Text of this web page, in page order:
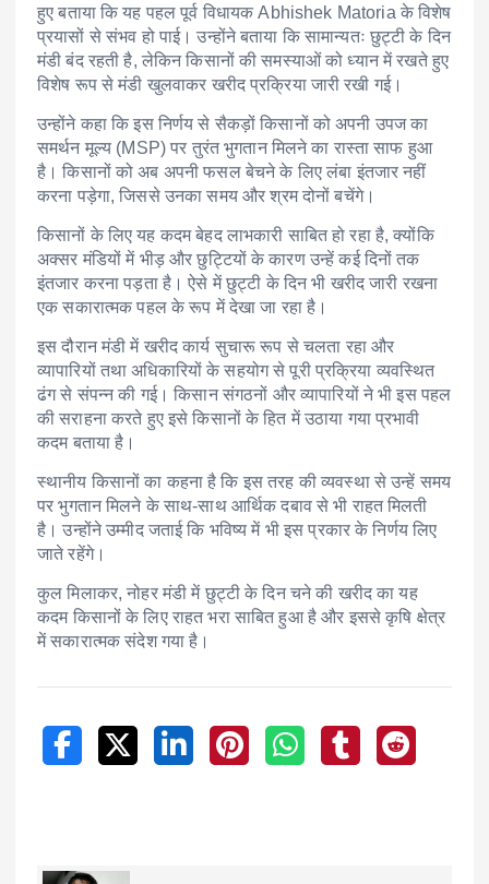
हुए बताया कि यह पहल पूर्व विधायकAbhishek Matoria के विशेष
प्रयासों से संभव हो पाई। उन्होंने बताया कि सामान्यतः छुट्टी के दिन
मंडी बंद रहती है, लेकिन किसानों की समस्याओं को ध्यान में रखते हुए
विशेष रूप से मंडी खुलवाकर खरीद प्रक्रिया जारी रखी गई।
उन्होंने कहा कि इस निर्णय से सैकड़ों किसानों को अपनी उपज का
समर्थन मूल्य (MSP) पर तुरंत भुगतान मिलने का रास्ता साफ हुआ
है। किसानों को अब अपनी फसल बेचने के लिए लंबा इंतजार नहीं
करना पड़ेगा, जिससे उनका समय और श्रम दोनों बचेंगे।
किसानों के लिए यह कदम बेहद लाभकारी साबित हो रहा है, क्योंकि
अक्सर मंडियों में भीड़ और छुट्टियों के कारण उन्हें कई दिनों तक
इंतजार करना पड़ता है। ऐसे में छुट्टी के दिन भी खरीद जारी रखना
एक सकारात्मक पहल के रूप में देखा जा रहा है।
इस दौरान मंडी में खरीद कार्य सुचारू रूप से चलता रहा और
व्यापारियों तथा अधिकारियों के सहयोग से पूरी प्रक्रिया व्यवस्थित
ढंग से संपन्न की गई। किसान संगठनों और व्यापारियों ने भी इस पहल
की सराहना करते हुए इसे किसानों के हित में उठाया गया प्रभावी
कदम बताया है।
स्थानीय किसानों का कहना है कि इस तरह की व्यवस्था से उन्हें समय
पर भुगतान मिलने के साथ-साथ आर्थिक दबाव से भी राहत मिलती
है। उन्होंने उम्मीद जताई कि भविष्य में भी इस प्रकार के निर्णय लिए
जाते रहेंगे।
कुल मिलाकर, नोहर मंडी में छुट्टी के दिन चने की खरीद का यह
कदम किसानों के लिए राहत भरा साबित हुआ है और इससे कृषि क्षेत्र
में सकारात्मक संदेश गया है।